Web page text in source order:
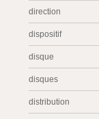
direction
dispositif
disque
disques
distribution